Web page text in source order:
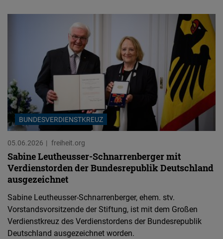
BUNDESVERDIENSTKREUZ
05.06.2026 freiheit.org
Sabine Leutheusser-Schnarrenberger mit
Verdienstorden der Bundesrepublik Deutschland
ausgezeichnet
Sabine Leutheusser-Schnarrenberger, ehem. stv.
Vorstandsvorsitzende der Stiftung, ist mit dem Großen
Verdienstkreuz des Verdienstordens der Bundesrepublik
Deutschland ausgezeichnet worden.